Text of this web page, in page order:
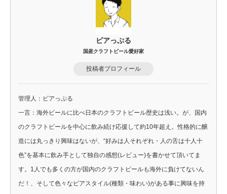
ビアっぷる
国産クラフトビール愛好家
投稿者プロフィール
管理人：ビアっぷる
一言：海外ビールに比べ日本のクラフトビール歴史は浅い。が、国内
のクラフトビールを中心に飲み続け応援して約10年超え。性格的に醸
造には丸っきり興味はないが、“好みは人それぞれ・人の舌は十人十
色”を基本に飲み手として独自の感想(レビュー)を書かせて頂いてま
す。1人でも多くの方が国内のクラフトビールも海外に負けてないん
だ！、そして色々なビアスタイル(種類・味わい)がある事に興味を持